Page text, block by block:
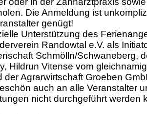
Die Anmeldung ist
genügt!
Unterstützung des
Randowtal e.V. als
Schmölln/Schwaneberg,
Hildrun Vitense vom
der Agrarwirtschaft Groeben
auch an alle Veranstalter
nicht durchgeführt werden